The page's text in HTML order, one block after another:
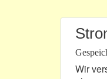
Wir